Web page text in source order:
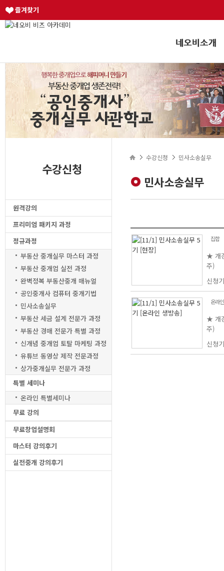
즐겨찾기
수강신청
원격강의
프리미엄 패키지 과정
정규과정
부동산 중개실무 마스터 과정
부동산 중개업 실전 과정
완벽정복 부동산중개 매뉴얼
공인중개사 컴퓨터 중개기법
민사소송실무
부동산 세금 설계 전문가 과정
부동산 경매 전문가 특별 과정
신개념 중개업 토탈 마케팅 과정
유튜브 동영상 제작 전문과정
상가중개실무 전문가 과정
특별 세미나
온라인 특별세미나
무료 강의
무료창업설명회
마스터 강의후기
실전중개 강의후기
수강신청 민사소송실무
민사소송실무
집합
★ 개
주)
★ 현
- 본
신청
온라인
★ 개
주)
★ 실
- 본
신청